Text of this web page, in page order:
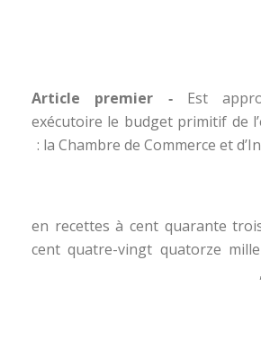
Article premier ‑Est
exécutoire le budget primitif de
la Chambre de Commerce et
– en recettes à cent quarante
cent quatre-vingt quatorze